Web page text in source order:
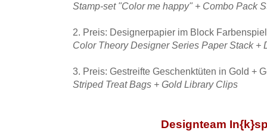
Stamp-set "Color me happy" + Combo Pack
2. Preis: Designerpapier im Block
Color Theory Designer Series Paper Stack +
3. Preis: Gestreifte Geschenktüten in Gold +
Striped Treat Bags + Gold Library Clips
Designteam